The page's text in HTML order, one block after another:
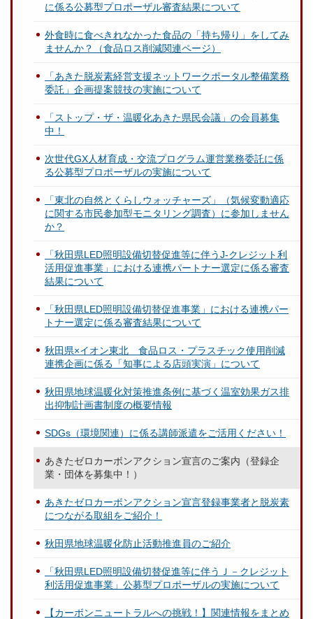
に係る公募型プロポーザル審査結果について
外食時に食べきれなかった食品の「持ち帰り」をしてみ
ませんか？（食品ロス削減関連ページ）
「あきた脱炭素経営支援ネットワークポータル整備業務
委託」企画提案競技の実施について
「ストップ・ザ・温暖化あきた県民会議」の会員募集
中！
次世代GX人材育成・交流プログラム運営業務委託に係
る公募型プロポーザルの実施について
「東北の自然とくらしウォッチャーズ」（気候変動適応
に関する市民参加型モニタリング調査）に参加しません
か？
「秋田県LED照明設備切替促進等に伴うJ-クレジット利
活用促進事業」における連携パートナー選定に係る審査
結果について
「秋田県LED照明設備切替促進事業」における連携パー
トナー選定に係る審査結果について
秋田県×イオン東北 食品ロス・プラスチック使用削減
連携企画に係る「知事による店頭実演」について
秋田県地球温暖化対策推進条例に基づく温室効果ガス排
出抑制計画書制度の概要情報
SDGs（環境関連）に係る講師派遣をご活用ください！
あきたゼロカーボンアクション宣言のご案内（登録企
業・団体を募集中！）
あきたゼロカーボンアクション宣言登録事業者と脱炭素
につながる取組をご紹介！
秋田県地球温暖化防止活動推進員のご紹介
「秋田県LED照明設備切替促進等に伴うＪ－クレジット
利活用促進事業」公募型プロポーザルの実施について
【カーボンニュートラルへの挑戦！】関連情報をまとめ